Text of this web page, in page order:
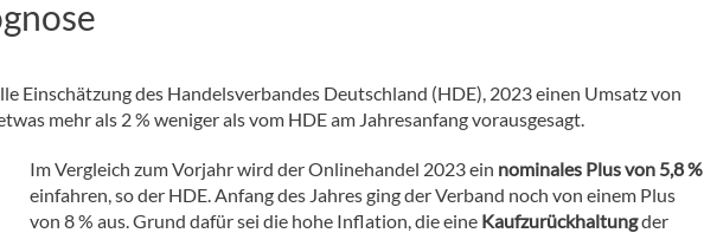
Einschätzung des Handelsverbandes Deutschland (HDE), 2023 einen Umsatz von
mehr als 2 % weniger als vom HDE am Jahresanfang vorausgesagt.
Im Vergleich zum Vorjahr wird der Onlinehandel 2023 ein nominales Plus von 5,8 %
einfahren, so der HDE. Anfang des Jahres ging der Verband noch von einem Plus
von 8 % aus. Grund dafür sei die hohe Inflation, die eine Kaufzurückhaltungder